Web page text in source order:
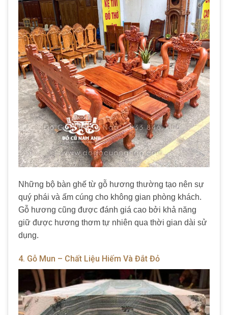
Những bộ bàn ghế từ gỗ hương thường tạo nên sự
quý phái và ấm cúng cho không gian phòng khách.
Gỗ hương cũng được đánh giá cao bởi khả năng
giữ được hương thơm tự nhiên qua thời gian dài sử
dụng.
4. Gỗ Mun – Chất Liệu Hiếm Và Đắt Đỏ